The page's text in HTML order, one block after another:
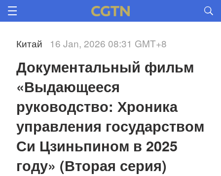
Китай 16 Jan, 2026 08:31 GMT+8
Документальный фильм
«Выдающееся
руководство: Хроника
управления государством
Си Цзиньпином в 2025
году» (Вторая серия)